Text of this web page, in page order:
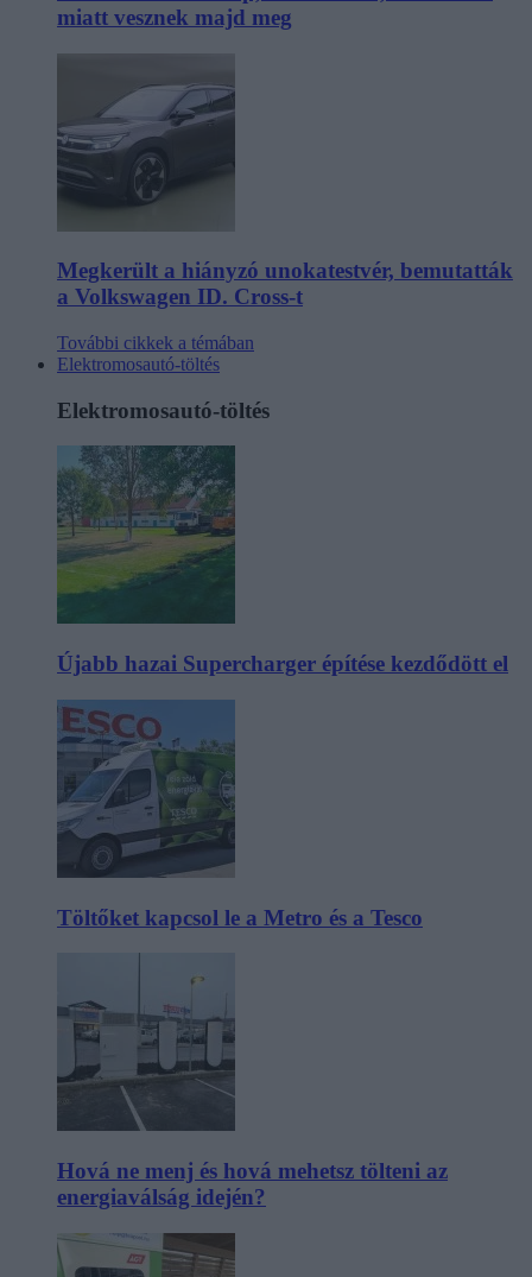
miatt vesznek majd meg
Megkerült a hiányzó unokatestvér, bemutatták
a Volkswagen ID. Cross-t
További cikkek a témában
Elektromosautó-töltés
Elektromosautó-töltés
Újabb hazai Supercharger építése kezdődött el
Töltőket kapcsol le a Metro és a Tesco
Hová ne menj és hová mehetsz tölteni az
energiaválság idején?